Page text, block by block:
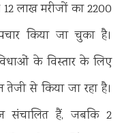
लाख मरीजों का 2200
किया जा चुका है।
के विस्तार के लिए
से किया जा रहा है।
संचालित हैं, जबकि 2